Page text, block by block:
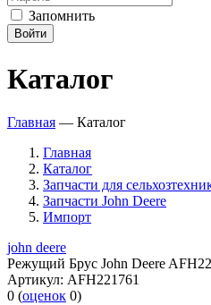
Запомнить
Войти
Каталог
Главная — Каталог
Главная
Каталог
Запчасти для
Запчасти John Deere
Импорт
john deere
Режущий Брус John Deere
Артикул: AFH221761
0 (оценок 0)